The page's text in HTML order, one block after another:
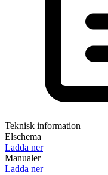
Teknisk information
Elschema
Ladda ner
Manualer
Ladda ner